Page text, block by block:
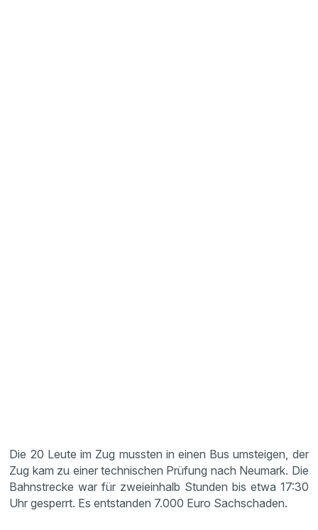
Die 20 Leute im Zug mussten in einen Bus umsteigen, der
Zug kam zu einer technischen Prüfung nach Neumark. Die
Bahnstrecke war für zweieinhalb Stunden bis etwa 17:30
Uhr gesperrt. Es entstanden 7.000 Euro Sachschaden.